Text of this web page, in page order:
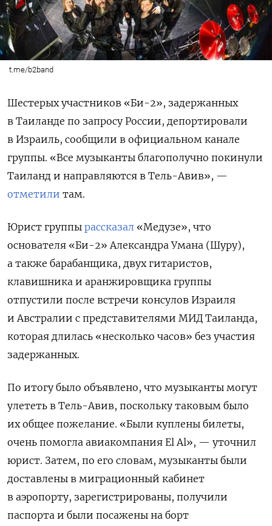
t.me/b2band
Шестерых участников «Би-2», задержанных
в Таиланде по запросу России, депортировали
в Израиль, сообщили в официальном канале
группы. «Все музыканты благополучно покинули
Таиланд и направляются в Тель-Авив», —
отметили там.
Юрист группы рассказал «Медузе», что
основателя «Би-2» Александра Умана (Шуру),
а также барабанщика, двух гитаристов,
клавишника и аранжировщика группы
отпустили после встречи консулов Израиля
и Австралии с представителями МИД Таиланда,
которая длилась «несколько часов» без участия
задержанных.
По итогу было объявлено, что музыканты могут
улететь в Тель-Авив, поскольку таковым было
их общее пожелание. «Были куплены билеты,
очень помогла авиакомпания El Al», — уточнил
юрист. Затем, по его словам, музыканты были
доставлены в миграционный кабинет
в аэропорту, зарегистрированы, получили
паспорта и были посажены на борт